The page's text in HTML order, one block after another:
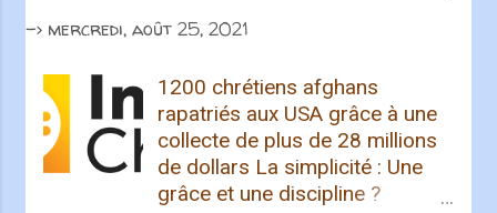
et plusieurs projets avec Metro
compositeur-interprète est
maintenant plus que jamais prête
à partager son histoire à travers
ses chansons ! Elle sort un
nouveau single vendredi,
-> mercredi, août 25, 2021
1200 chrétiens afghans
rapatriés aux USA grâce à une
collecte de plus de 28 millions
de dollars La simplicité : Une
grâce et une discipline ?